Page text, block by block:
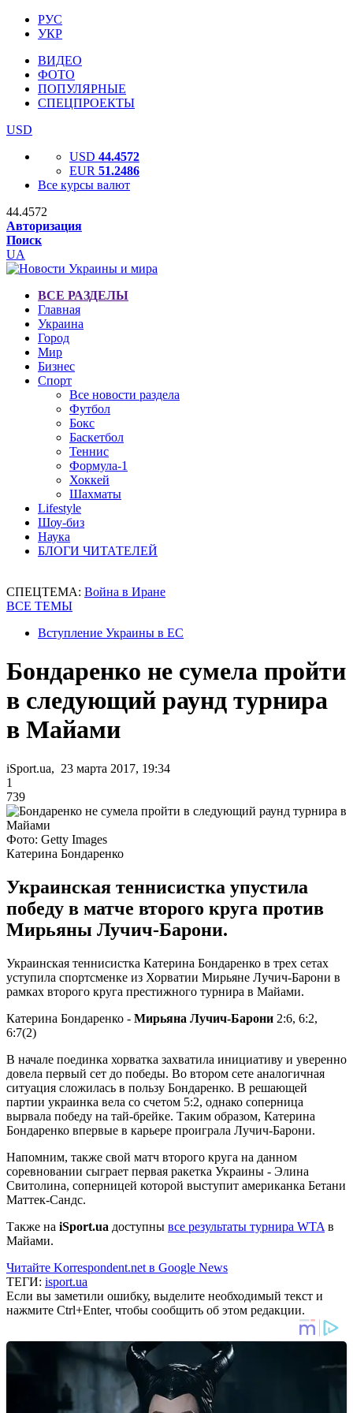
РУС
УКР
ВИДЕО
ФОТО
ПОПУЛЯРНЫЕ
СПЕЦПРОЕКТЫ
USD
USD 44.4572
EUR 51.2486
Все курсы валют
44.4572
Авторизация
Поиск
UA
ВСЕ РАЗДЕЛЫ
Главная
Украина
Город
Мир
Бизнес
Спорт
Все новости раздела
Футбол
Бокс
Баскетбол
Теннис
Формула-1
Хоккей
Шахматы
Lifestyle
Шоу-биз
Наука
БЛОГИ ЧИТАТЕЛЕЙ
СПЕЦТЕМА: Война в Иране
ВСЕ ТЕМЫ
Вступление Украины в ЕС
Бондаренко не сумела пройти
в следующий раунд турнира
в Майами
iSport.ua, 23 марта 2017, 19:34
1
739
Фото: Getty Images
Катерина Бондаренко
Украинская теннисистка упустила
победу в матче второго круга против
Мирьяны Лучич-Барони.
Украинская теннисистка Катерина Бондаренко в трех сетах
уступила спортсменке из Хорватии Мирьяне Лучич-Барони в
рамках второго круга престижного турнира в Майами.
Катерина Бондаренко - Мирьяна Лучич-Барони 2:6, 6:2,
6:7(2)
В начале поединка хорватка захватила инициативу и уверенно
довела первый сет до победы. Во втором сете аналогичная
ситуация сложилась в пользу Бондаренко. В решающей
партии украинка вела со счетом 5:2, однако соперница
вырвала победу на тай-брейке. Таким образом, Катерина
Бондаренко впервые в карьере проиграла Лучич-Барони.
Напомним, также свой матч второго круга на данном
соревновании сыграет первая ракетка Украины - Элина
Свитолина, соперницей которой выступит американка Бетани
Маттек-Сандс.
Также на iSport.ua доступны все результаты турнира WTA в
Майами.
Читайте Korrespondent.net в Google News
ТЕГИ: isport.ua
Если вы заметили ошибку, выделите необходимый текст и
нажмите Ctrl+Enter, чтобы сообщить об этом редакции.